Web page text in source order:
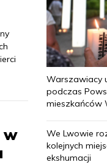
w
Warszawiacy
podczas
mieszkańców
We Lwowie
kolejnych
ekshumacji